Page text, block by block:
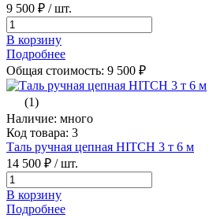
9 500 ₽ / шт.
В корзину
Подробнее
Общая стоимость: 9 500 ₽
(1)
Наличие: много
Код товара: 3
Таль ручная цепная HITCH 3 т 6 м
14 500 ₽ / шт.
В корзину
Подробнее